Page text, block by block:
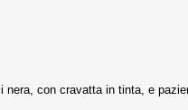
con cravatta in tinta, e